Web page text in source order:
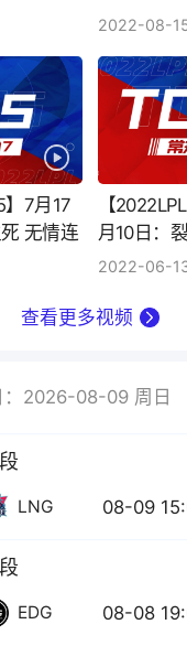
2022-08-
】7月17
无情连
【
月10日：
光不灭圣裁
2022-06-
查看更多视频
：2026-08-09 周日
LNG 08-09
EDG 08-08